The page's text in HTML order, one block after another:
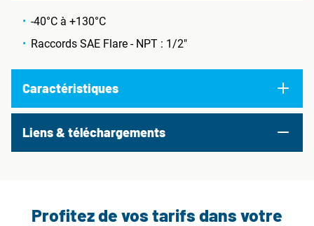
-40°C à +130°C
Raccords SAE Flare - NPT : 1/2"
Caractéristiques
Liens & téléchargements
Profitez de vos tarifs dans votre